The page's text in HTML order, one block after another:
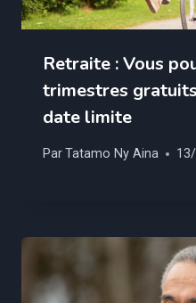
Retraite : Vous
trimestres
date limite
ParTatamo Ny Aina